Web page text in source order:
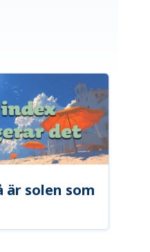
är solen som